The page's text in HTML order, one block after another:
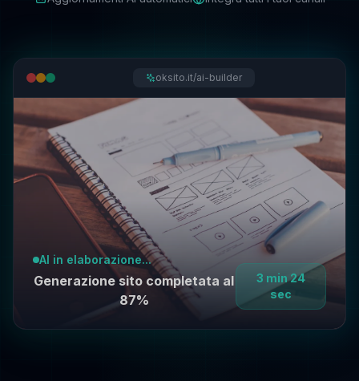
oksito.it/ai-builder
AI in elaborazione...
Generazione sito completata al
87%
3 min 24
sec